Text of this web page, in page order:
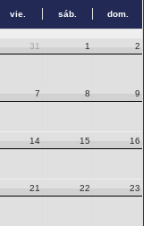
vie. sáb. dom.
31 1 2
7 8 9
14 15 16
21 22 23